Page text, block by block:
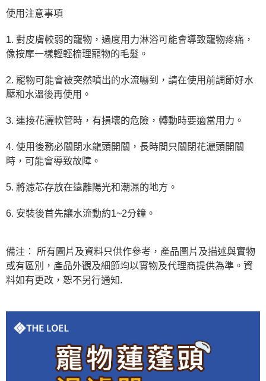
使用注意事項
1. 對皮膚較弱的寵物，過度用力淋浴可能會導致寵物疼痛，
像按摩一樣輕輕梳理寵物的毛髮。
2. 寵物可能會被突然噴出的水流嚇到，請在使用前調節好水
壓和水溫後再使用。
3. 連接花灑軟管時，有損壞的危險，轉動時要適當用力。
4. 使用後務必關閉水龍頭開關，長時間只關閉花灑頭開關
時，可能會導致故障。
5. 將濾芯存放在遠離陽光和潮濕的地方。
6. 安裝後首先讓水流動約1~2分鐘。
備注： 所有圖片及資料只供作參考，產品圖片及描述與實物
或有區別，產品外觀及細節均以實物及代理商提供為準。資
料如有更改，恕不另行通知.